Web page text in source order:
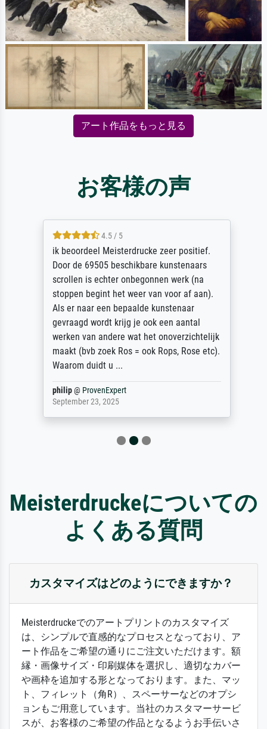
アート作品をもっと見る
お客様の声
4.5 / 5
ik beoordeel Meisterdrucke zeer positief.
Door de 69505 beschikbare kunstenaars
scrollen is echter onbegonnen werk (na
stoppen begint het weer van voor af aan).
Als er naar een bepaalde kunstenaar
gevraagd wordt krijg je ook een aantal
werken van andere wat het onoverzichtelijk
maakt (bvb zoek Ros = ook Rops, Rose etc).
Waarom duidt u ...
philip@ProvenExpert
September 23, 2025
Meisterdruckeについての
よくある質問
カスタマイズはどのようにできますか？
Meisterdruckeでのアートプリントのカスタマイズ
は、シンプルで直感的なプロセスとなっており、ア
ート作品をご希望の通りにご注文いただけます。額
縁・画像サイズ・印刷媒体を選択し、適切なカバー
や画枠を追加する形となっております。また、マッ
ト、フィレット（角R）、スペーサーなどのオプシ
ョンもご用意しています。当社のカスタマーサービ
スが、お客様のご希望の作品となるようお手伝いさ